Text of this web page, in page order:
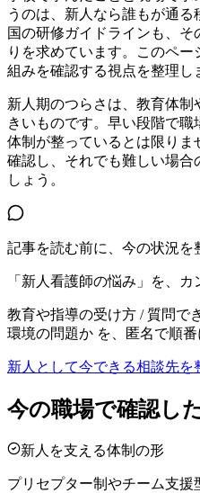
うのは、新人なら誰もが通る
国の研修ガイドラインも、そ
りを求めています。このペ
組みを確認する視点を整理し
新人期のつらさは、教育体
きいものです。早い段階で
体制が整っているとは限り
確認し、それでも難しい場合
しょう。
記事を読む前に、今の状況を
「新人看護師の悩み」を、
教育や指導の受け方 / 質問で
環境の問題か を、匿名で順番
新人として今できる相談先を
今の職場で確認し
新人を支える体制の形
プリセプター制やチーム支援